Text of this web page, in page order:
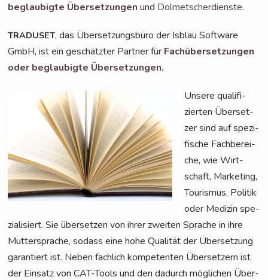
beglau­big­te Über­set­zun­gen und Dol­met­scher­diens­te.
TRADUSET, das Über­set­zungs­bü­ro der Isblau Soft­ware
GmbH, ist ein geschätz­ter Part­ner für Fach­über­set­zun­gen
oder beglau­big­te Übersetzungen.
Unse­re qua­li­fi­
zier­ten Über­set­
zer sind auf spe­zi­
fi­sche Fach­be­rei­
che, wie Wirt­
schaft, Mar­ke­ting,
Tou­ris­mus, Poli­tik
oder Medi­zin spe­
zia­li­siert. Sie über­set­zen von ihrer zwei­ten Spra­che in ihre
Mut­ter­spra­che, sodass eine hohe Qua­li­tät der Über­set­zung
garan­tiert ist. Neben fach­lich kom­pe­ten­ten Über­set­zern ist
der Ein­satz von CAT-Tools und den dadurch mög­li­chen Über­